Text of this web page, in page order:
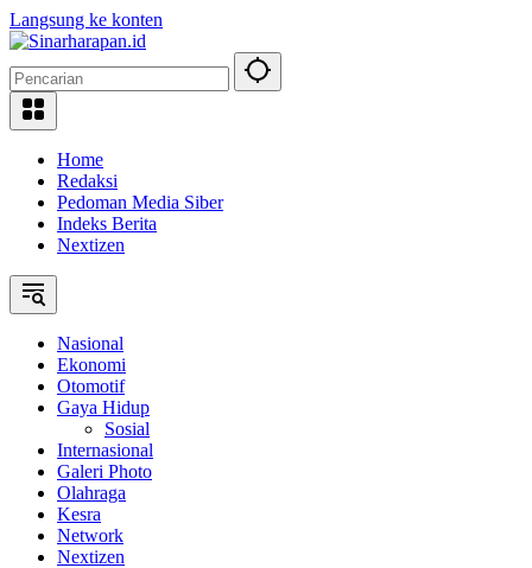
Langsung ke konten
Home
Redaksi
Pedoman Media Siber
Indeks Berita
Nextizen
Nasional
Ekonomi
Otomotif
Gaya Hidup
Sosial
Internasional
Galeri Photo
Olahraga
Kesra
Network
Nextizen